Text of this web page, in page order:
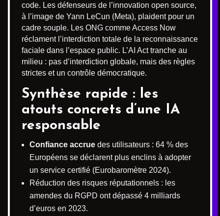
code. Les défenseurs de l’innovation open source,
à l’image de Yann LeCun (Meta), plaident pour un
cadre souple. Les ONG comme Access Now
réclament l’interdiction totale de la reconnaissance
faciale dans l’espace public. L’AI Act tranche au
milieu : pas d’interdiction globale, mais des règles
strictes et un contrôle démocratique.
Synthèse rapide : les
atouts concrets d’une IA
responsable
Confiance accrue des utilisateurs : 64 % des
Européens se déclarent plus enclins à adopter
un service certifié (Eurobaromètre 2024).
Réduction des risques réputationnels : les
amendes du RGPD ont dépassé 4 milliards
d’euros en 2023.